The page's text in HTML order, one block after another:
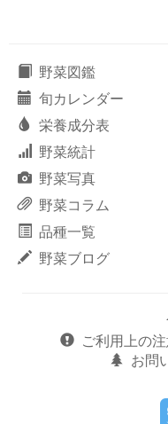
野菜図鑑
旬カレンダー
栄養成分表
野菜統計
野菜写真
野菜コラム
品種一覧
野菜ブログ
ご利用上の
お問